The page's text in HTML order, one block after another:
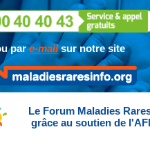
pare-mailsur notre site
Le Forum Maladies
grâce au soutien de